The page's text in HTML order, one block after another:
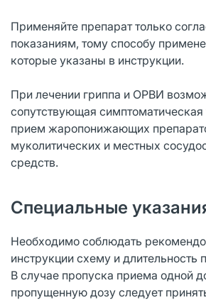
Применяйте препарат только
показаниям, тому способу
которые указаны в инструкции.
При лечении гриппа и ОРВИ
сопутствующая
прием жаропонижающих
муколитических и местных
средств.
Специальные
Необходимо соблюдать
инструкции схему и длительность
В случае пропуска приема одной
пропущенную дозу следует